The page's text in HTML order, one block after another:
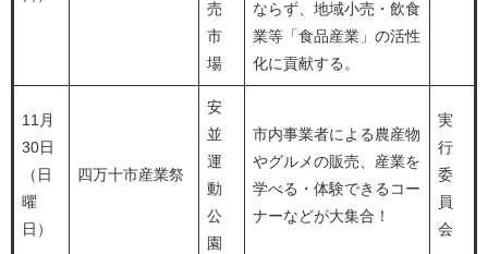
売
市
場
ならず、地域小売・飲食
業等「食品産業」の活性
化に貢献する。
11月
30日
（日
曜
日）
四万十市産業祭
安
並
運
動
公
園
市内事業者による農産物
やグルメの販売、産業を
学べる・体験できるコー
ナーなどが大集合！
実
行
委
員
会